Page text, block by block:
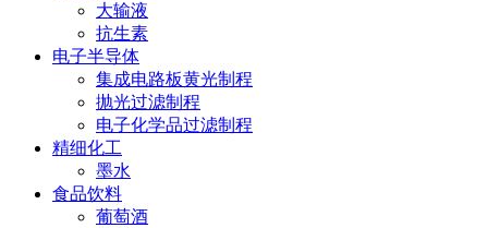
大输液
抗生素
电子半导体
集成电路板黄光制程
抛光过滤制程
电子化学品过滤制程
精细化工
墨水
食品饮料
葡萄酒